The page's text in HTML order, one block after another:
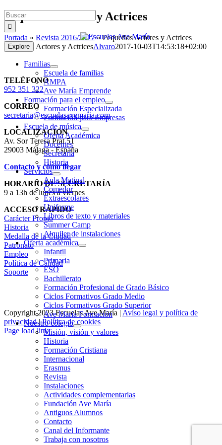
Saltar
al
contenido
Buscar:
Explore
Familias
Escuela de familias
AMPA
Ave María Emprende
Formación para el empleo
Formación Especializada
Formación para Empresas
Escuela de música
Oferta Académica
Docentes
Secretaría
Historia
Servicios
Aula Matinal
Comedor
Extraescolares
Uniforme
Libros de texto y materiales
Summer Camp
Alquiler de instalaciones
Oferta académica
Infantil
Primaria
ESO
Bachillerato
Formación Profesional de Grado Básico
Ciclos Formativos Grado Medio
Ciclos Formativos Grado Superior
Ave María Formación
Nuestro colegio
Misión, visión y valores
Historia
Formación Cristiana
Internacional
Erasmus
Revista
Instalaciones
Actividades complementarias
Fundación Ave María
Antiguos Alumnos
Contacto
Canal del Informante
Trabaja con nosotros
Pequeños Actores y Actrices
Portada » Revista 2016/2017»Pequeños Actores y Actrices
Pequeños Actores y ActricesAlvaro2017-10-03T14:53:18+02:00
TELÉFONO
952 351 322
CORREO
secretaria@escuelasavemaria.com
LOCALIZACIÓN
Av. Sor Teresa Prat 51
29003 Málaga - España
Contacto y cómo llegar
HORARIO DE SECRETARÍA
9 a 13h de lunes a viernes
ACCESO RÁPIDO
Carácter Propio
Historia
Medalla de la Ciudad
Patronato
Empleo
Política de Calidad
Soporte
Copyright 2023 Escuelas Ave María | Aviso legal y política de
privacidad|Política de cookies
Page load link